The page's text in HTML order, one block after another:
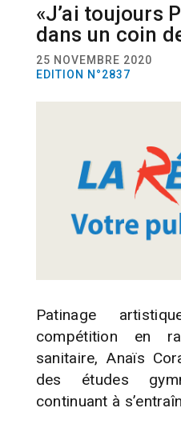
«J’ai toujours
dans un coin
25 NOVEMBRE 2020
EDITION N°2837
Patinage
compétition en
sanitaire, Anaïs
des études
continuant à